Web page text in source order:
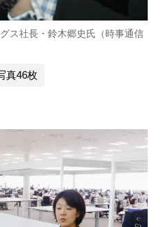
ス社長・鈴木郷史氏（時事通信
真46枚